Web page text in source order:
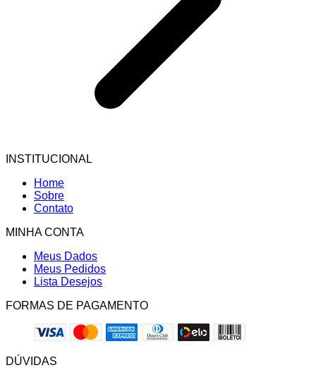
INSTITUCIONAL
Home
Sobre
Contato
MINHA CONTA
Meus Dados
Meus Pedidos
Lista Desejos
FORMAS DE PAGAMENTO
DÚVIDAS